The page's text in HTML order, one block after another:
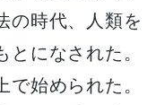
の時代、人類を
になされた。
始められた。